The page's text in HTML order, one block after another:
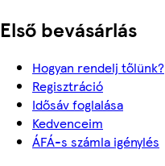
Első bevásárlás
Hogyan rendelj tőlünk?
Regisztráció
Idősáv foglalása
Kedvenceim
ÁFÁ-s számla igénylés